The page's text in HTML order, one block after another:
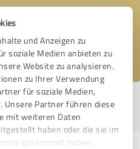
und Anzeigen zu
soziale Medien anbieten zu
Website zu analysieren.
zu Ihrer Verwendung
für soziale Medien,
Unsere Partner führen diese
mit weiteren Daten
haben oder die sie im
gesammelt haben.
senden
zu.
Aktualisierung: 09.06.2024|Profil